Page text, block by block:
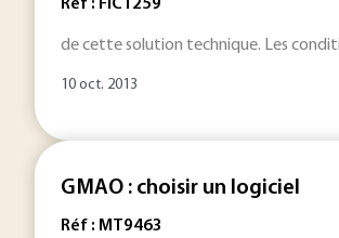
Réf : FIC1259
de cette solution technique. Les
10 oct. 2013
GMAO : choisir un logiciel
Réf : MT9463